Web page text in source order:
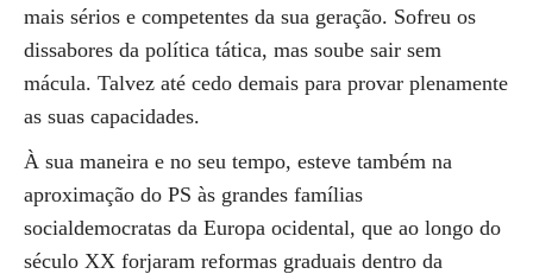
mais sérios e competentes da sua geração. Sofreu os
dissabores da política tática, mas soube sair sem
mácula. Talvez até cedo demais para provar plenamente
as suas capacidades.
À sua maneira e no seu tempo, esteve também na
aproximação do PS às grandes famílias
socialdemocratas da Europa ocidental, que ao longo do
século XX forjaram reformas graduais dentro da